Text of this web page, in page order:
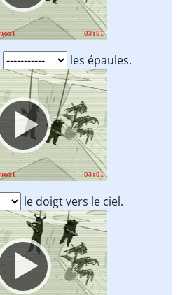
les épaules.
Video
Player
le doigt vers le ciel.
Video
Player